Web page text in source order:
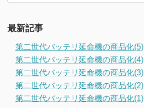
最新記事
第二世代バッテリ延命機の商品化(5)
第二世代バッテリ延命機の商品化(4)
第二世代バッテリ延命機の商品化(3)
第二世代バッテリ延命機の商品化(2)
第二世代バッテリ延命機の商品化(1)